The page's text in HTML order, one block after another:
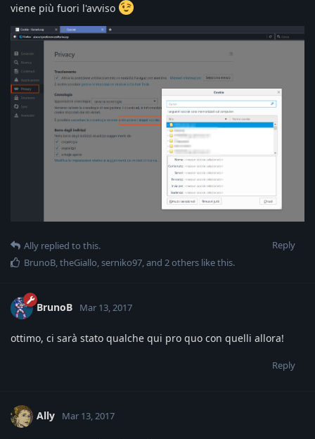
viene più fuori l'avviso
Reply
Ally replied to this.
BrunoB,theGiallo,serniko97, and 2others like this.
BrunoB Mar 13, 2017
ottimo, ci sarà stato qualche qui pro quo con quelli allora!
Reply
Ally Mar 13, 2017